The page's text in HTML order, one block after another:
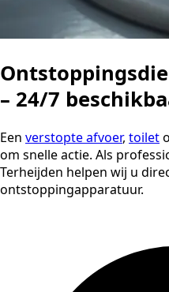
– 24/7
Een verstopte afvoer, toilet
om snelle actie. Als
Terheijden helpen wij u
ontstoppingapparatuur.